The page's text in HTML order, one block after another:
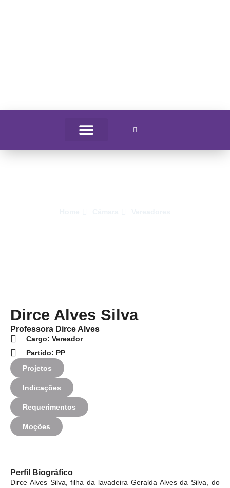
Dirce Alves Silva
Professora Dirce Alves
Cargo: Vereador
Partido: PP
Projetos
Indicações
Requerimentos
Moções
Perfil Biográfico
Dirce Alves Silva, filha da lavadeira Geralda Alves da Silva, do